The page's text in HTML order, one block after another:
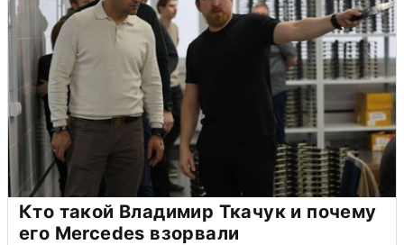
Кто такой Владимир Ткачук и почему
его Mercedes взорвали